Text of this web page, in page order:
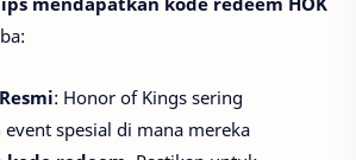
: Honor of Kings sering
event spesial di mana mereka